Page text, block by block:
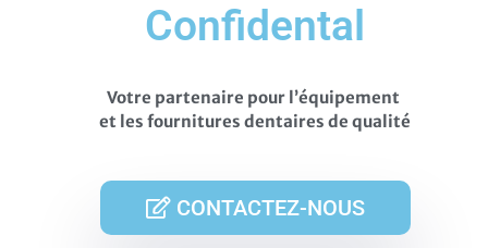
Confidental
Votre partenaire pour l’équipement
et les fournitures dentaires de qualité
CONTACTEZ-NOUS